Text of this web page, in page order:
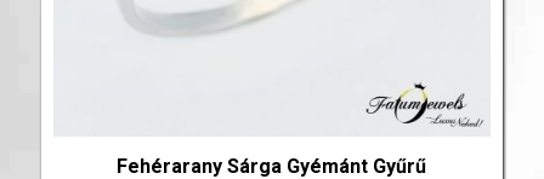
Fehérarany Sárga Gyémánt Gyűrű